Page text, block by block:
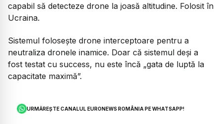
capabil să detecteze drone la joasă altitudine. Folosit în
Ucraina.
Sistemul folosește drone interceptoare pentru a
neutraliza dronele inamice. Doar că sistemul deși a
fost testat cu success, nu este încă „gata de luptă la
capacitate maximă”.
URMĂREȘTE CANALUL EURONEWS ROMÂNIA PE WHATSAPP!